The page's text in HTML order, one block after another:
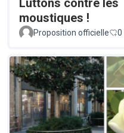
Luttons contre les
moustiques !
Proposition officielle
0